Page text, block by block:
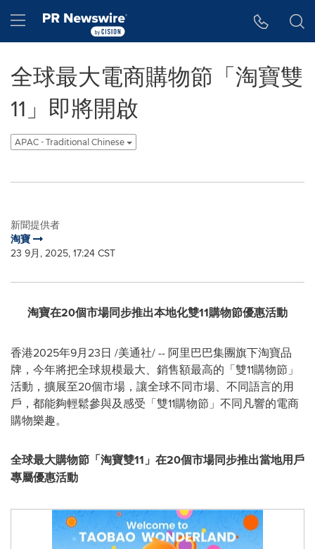
Hamburger menu
全球最大電商購物節「淘寶雙
11」即將開啟
APAC - Traditional Chinese
新聞提供者
淘寶
23 9月, 2025, 17:24 CST
淘寶在20個市場同步推出本地化雙11購物節優惠活動
香港2025年9月23日 /美通社/ -- 阿里巴巴集團旗下淘寶品
牌，今年將把全球規模最大、銷售額最高的「雙11購物節」
活動，擴展至20個市場，讓全球不同市場、不同語言的用
戶，都能夠輕鬆參與及感受「雙11購物節」不同凡響的電商
購物樂趣。
全球最大購物節「淘寶雙11」在20個市場同步推出當地用戶
專屬優惠活動